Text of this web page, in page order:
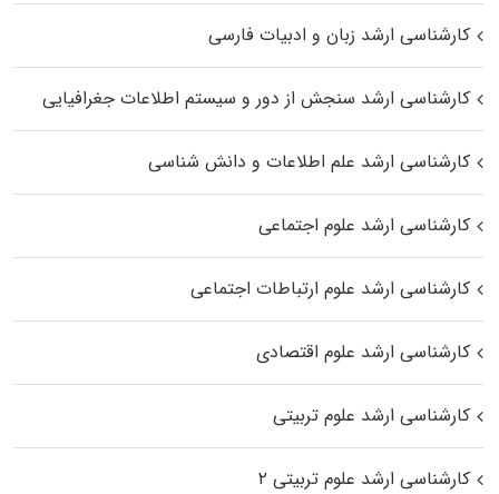
کارشناسی ارشد زبان و ادبیات فارسی
کارشناسی ارشد سنجش از دور و سیستم اطلاعات جغرافیایی
کارشناسی ارشد علم اطلاعات و دانش شناسی
کارشناسی ارشد علوم اجتماعی
کارشناسی ارشد علوم ارتباطات اجتماعی
کارشناسی ارشد علوم اقتصادی
کارشناسی ارشد علوم تربیتی
کارشناسی ارشد علوم تربیتی ۲